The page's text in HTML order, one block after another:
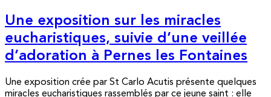
Une exposition sur les miracles
eucharistiques, suivie d’une veillée
d’adoration à Pernes les Fontaines
Une exposition crée par St Carlo Acutis présente quelques
miracles eucharistiques rassemblés par ce jeune saint : elle